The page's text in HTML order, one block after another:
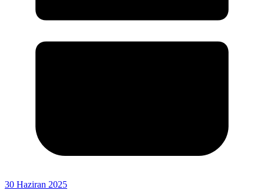
30 Haziran 2025